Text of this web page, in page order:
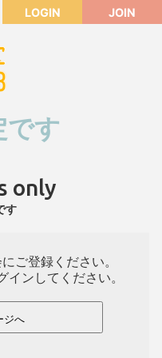
LOGIN JOIN
です
only
す
ご登録ください。
ンしてください。
ジへ